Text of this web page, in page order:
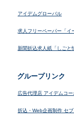
アイデムグローバル
求人フリーペーパー「イ
新聞折込求人紙「しごと
グループリンク
広告代理店 アイデムコ
折込・Web企画制作 セブ